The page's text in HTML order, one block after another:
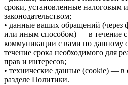
сроки, установленные налоговым
законодательством;
• данные ваших обращений (через
или иным способом) — в течение
коммуникации с вами по данному
течение срока необходимого для
прав и интересов;
• технические данные (cookie) — в
разделе Политики.